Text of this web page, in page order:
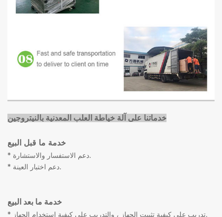
خدماتنا على آلة خياطة العلب المعدنية بالنيتروجين
خدمة ما قبل البيع
* دعم الاستفسار والاستشارة.
* دعم اختبار العينة.
خدمة ما بعد البيع
* تدريب على كيفية تثبيت الجهاز ، والتدريب على كيفية استخدام الجهاز.